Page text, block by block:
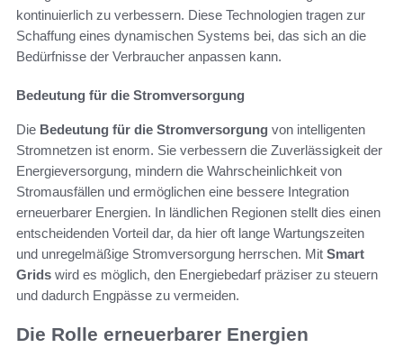
kontinuierlich zu verbessern. Diese Technologien tragen zur
Schaffung eines dynamischen Systems bei, das sich an die
Bedürfnisse der Verbraucher anpassen kann.
Bedeutung für die Stromversorgung
Die Bedeutung für die Stromversorgung von intelligenten
Stromnetzen ist enorm. Sie verbessern die Zuverlässigkeit der
Energieversorgung, mindern die Wahrscheinlichkeit von
Stromausfällen und ermöglichen eine bessere Integration
erneuerbarer Energien. In ländlichen Regionen stellt dies einen
entscheidenden Vorteil dar, da hier oft lange Wartungszeiten
und unregelmäßige Stromversorgung herrschen. Mit Smart
Grids wird es möglich, den Energiebedarf präziser zu steuern
und dadurch Engpässe zu vermeiden.
Die Rolle erneuerbarer Energien